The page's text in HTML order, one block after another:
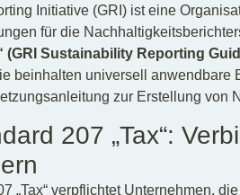
Initiative (GRI) ist eine
für die
(GRI Sustainability Reporting
beinhalten universell anwendbare
zur Erstellung von
207 „Tax“:
„Tax“ verpflichtet Unternehmen,